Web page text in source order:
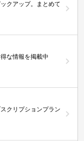
クアップ。まとめて
な情報を掲載中
クリプションプラン